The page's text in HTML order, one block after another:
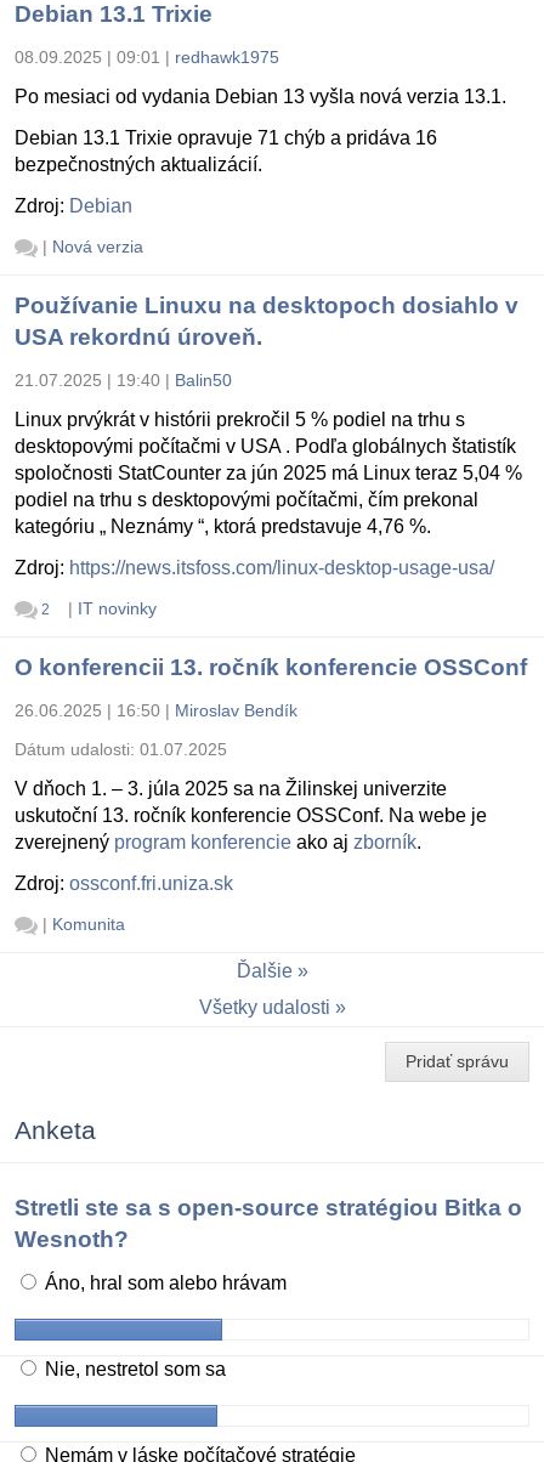
Debian 13.1 Trixie
08.09.2025 | 09:01 | redhawk1975
Po mesiaci od vydania Debian 13 vyšla nová verzia 13.1.
Debian 13.1 Trixie opravuje 71 chýb a pridáva 16
bezpečnostných aktualizácií.
Zdroj: Debian
| Nová verzia
Používanie Linuxu na desktopoch dosiahlo v
USA rekordnú úroveň.
21.07.2025 | 19:40 | Balin50
Linux prvýkrát v histórii prekročil 5 % podiel na trhu s
desktopovými počítačmi v USA . Podľa globálnych štatistík
spoločnosti StatCounter za jún 2025 má Linux teraz 5,04 %
podiel na trhu s desktopovými počítačmi, čím prekonal
kategóriu „ Neznámy “, ktorá predstavuje 4,76 %.
Zdroj: https://news.itsfoss.com/linux-desktop-usage-usa/
2 | IT novinky
O konferencii 13. ročník konferencie OSSConf
26.06.2025 | 16:50 | Miroslav Bendík
Dátum udalosti: 01.07.2025
V dňoch 1. – 3. júla 2025 sa na Žilinskej univerzite
uskutoční 13. ročník konferencie OSSConf. Na webe je
zverejnený program konferencie ako aj zborník.
Zdroj: ossconf.fri.uniza.sk
| Komunita
Ďalšie
Všetky udalosti
Pridať správu
Anketa
Stretli ste sa s open-source stratégiou Bitka o
Wesnoth?
Áno, hral som alebo hrávam
Nie, nestretol som sa
Nemám v láske počítačové stratégie